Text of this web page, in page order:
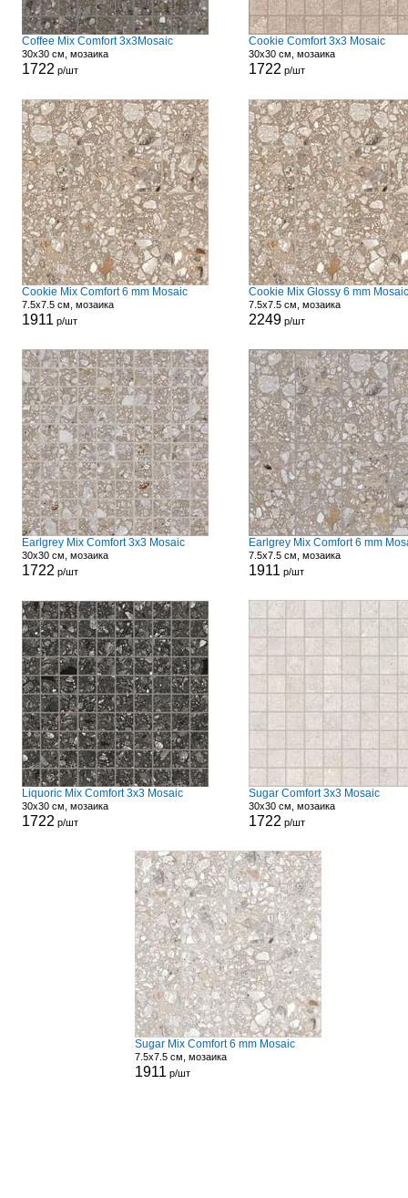
Coffee Mix Comfort 3x3Mosaic
30x30 см, мозаика
1722 р/шт
Cookie Comfort 3x3 Mosaic
30x30 см, мозаика
1722 р/шт
Cookie Mix Comfort 6 mm Mosaic
7.5x7.5 см, мозаика
1911 р/шт
Cookie Mix Glossy 6 mm Mosaic
7.5x7.5 см, мозаика
2249р/шт
Earlgrey Mix Comfort 3x3 Mosaic
30x30 см, мозаика
1722 р/шт
Earlgrey Mix Comfort 6 mm
7.5x7.5 см, мозаика
1911 р/шт
Liquoric Mix Comfort 3x3 Mosaic
30x30 см, мозаика
1722 р/шт
Sugar Comfort 3x3 Mosaic
30x30 см, мозаика
1722 р/шт
Sugar Mix Comfort 6 mm Mosaic
7.5x7.5 см, мозаика
1911 р/шт